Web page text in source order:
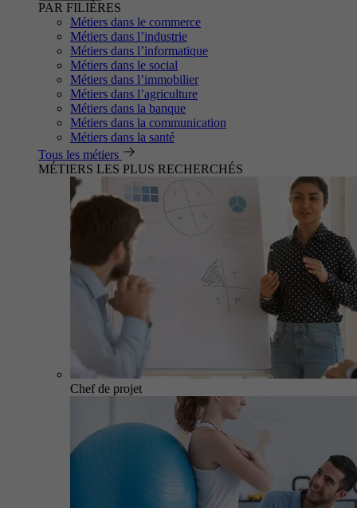
PAR FILIÈRES
Métiers dans le commerce
Métiers dans l’industrie
Métiers dans l’informatique
Métiers dans le social
Métiers dans l’immobilier
Métiers dans l’agriculture
Métiers dans la banque
Métiers dans la communication
Métiers dans la santé
Tous les métiers
MÉTIERS LES PLUS RECHERCHÉS
Chef de projet